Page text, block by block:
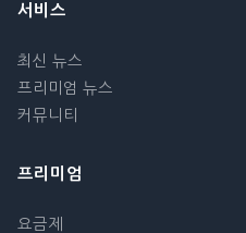
서비스
최신 뉴스
프리미엄 뉴스
커뮤니티
프리미엄
요금제